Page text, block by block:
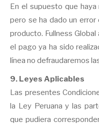
En el supuesto que
pero se ha dado un
producto. Fullness Global
el pago ya ha sido
línea no defraudaremos
9. Leyes Aplicables
Las presentes
la Ley Peruana y las
que pudiera